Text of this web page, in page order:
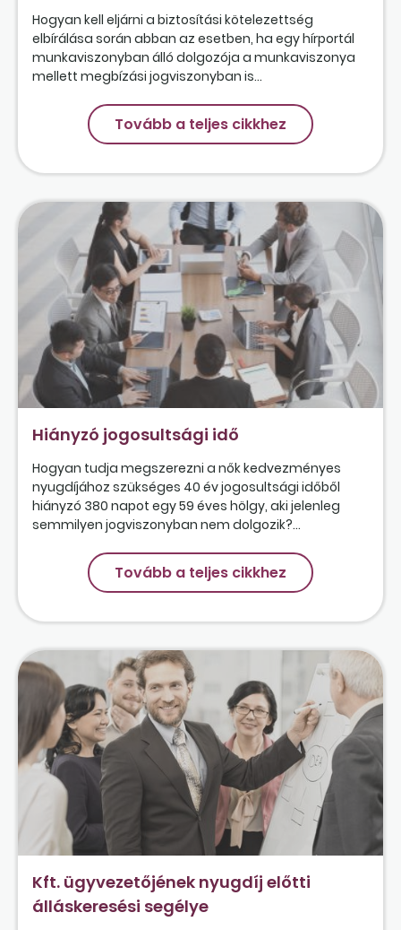
Hogyan kell eljárni a biztosítási kötelezettség
elbírálása során abban az esetben, ha egy hírportál
munkaviszonyban álló dolgozója a munkaviszonya
mellett megbízási jogviszonyban is...
Tovább a teljes cikkhez
Hiányzó jogosultsági idő
Hogyan tudja megszerezni a nők kedvezményes
nyugdíjához szükséges 40 év jogosultsági időből
hiányzó 380 napot egy 59 éves hölgy, aki jelenleg
semmilyen jogviszonyban nem dolgozik?...
Tovább a teljes cikkhez
Kft. ügyvezetőjének nyugdíj előtti
álláskeresési segélye